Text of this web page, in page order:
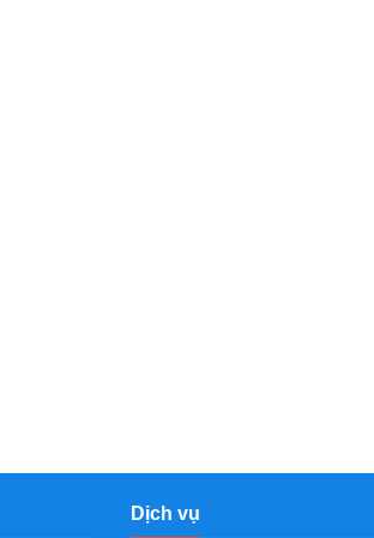
Dịch vụ